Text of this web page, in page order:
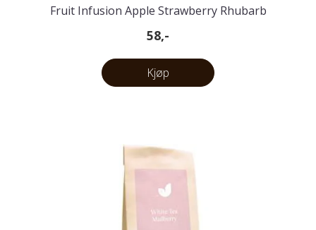
Fruit Infusion Apple Strawberry Rhubarb
58,-
Kjøp